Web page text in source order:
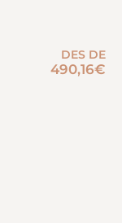
DES DE
490,16€